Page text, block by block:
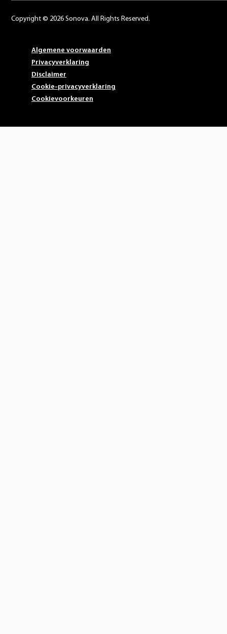
Copyright © 2026 Sonova. All Rights Reserved.
Algemene voorwaarden
Privacyverklaring
Disclaimer
Cookie-privacyverklaring
Cookievoorkeuren